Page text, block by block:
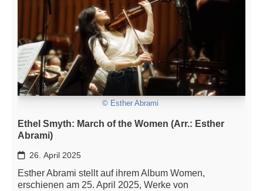
© Esther Abrami
Ethel Smyth: March of the Women (Arr.: Esther
Abrami)
26. April 2025
Esther Abrami stellt auf ihrem Album Women,
erschienen am 25. April 2025, Werke von